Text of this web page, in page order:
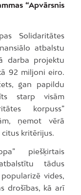
“Apvārsnis
Solidaritātes
atbalstu
darba projektu
92 miljoni eiro.
gan papildu
starp visām
korpuss”
ņemot vērā
kritērijus.
piešķirtais
tādus
vides,
drošības, kā arī